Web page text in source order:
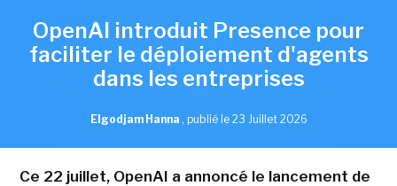
OpenAI introduit Presence pour
faciliter le déploiement d'agents
dans les entreprises
Elgodjam Hanna , publié le 23 Juillet 2026
Ce 22 juillet, OpenAI a annoncé le lancement de